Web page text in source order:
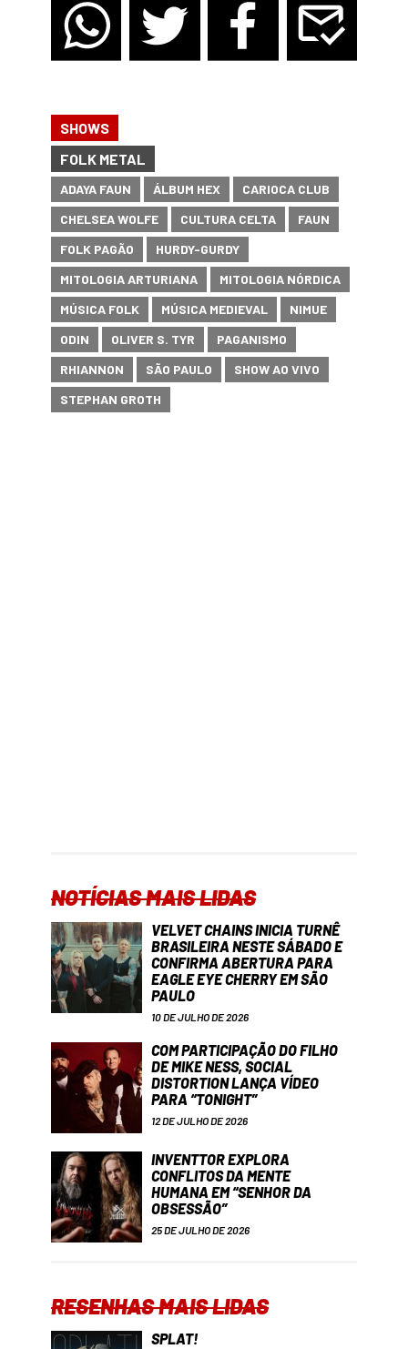
SHOWS
FOLK METAL
ADAYA FAUN ÁLBUM HEX
CARIOCA CLUB
CHELSEA WOLFE
CULTURA CELTA
FAUN
FOLK PAGÃO
HURDY-GURDY
MITOLOGIA ARTURIANA
MITOLOGIA NÓRDICA
MÚSICA FOLK
MÚSICA MEDIEVAL
NIMUE
ODIN
OLIVER S. TYR
PAGANISMO
RHIANNON
SÃO PAULO
SHOW AO VIVO
STEPHAN GROTH
NOTÍCIAS MAIS LIDAS
VELVET CHAINS INICIA TURNÊ
BRASILEIRA NESTE SÁBADO E
CONFIRMA ABERTURA PARA
EAGLE EYE CHERRY EM SÃO
PAULO
10 DE JULHO DE 2026
COM PARTICIPAÇÃO DO FILHO
DE MIKE NESS, SOCIAL
DISTORTION LANÇA VÍDEO
PARA “TONIGHT”
12 DE JULHO DE 2026
INVENTTOR EXPLORA
CONFLITOS DA MENTE
HUMANA EM “SENHOR DA
OBSESSÃO”
25 DE JULHO DE 2026
RESENHAS MAIS LIDAS
SPLAT!